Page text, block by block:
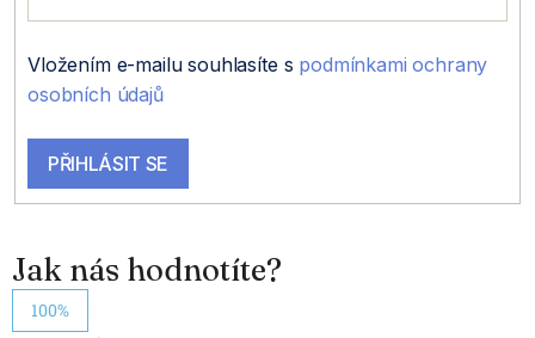
Vložením e-mailu souhlasíte s podmínkami ochrany
osobních údajů
PŘIHLÁSIT SE
Jak nás hodnotíte?
100%